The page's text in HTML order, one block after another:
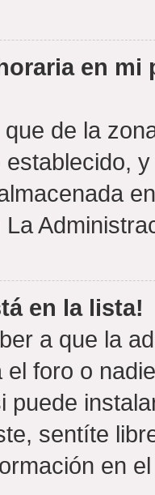
en
de la
en la lista!
a que la
el foro o
puede
sentíte
en